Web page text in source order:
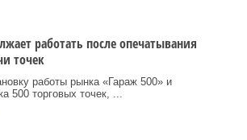
работать после опечатывания
точек
работы рынка «Гараж 500» и
500 торговых точек, ...